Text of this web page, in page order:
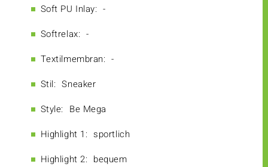
Soft PU Inlay: -
Softrelax: -
Textilmembran: -
Stil: Sneaker
Style: Be Mega
Highlight 1: sportlich
Highlight 2: bequem